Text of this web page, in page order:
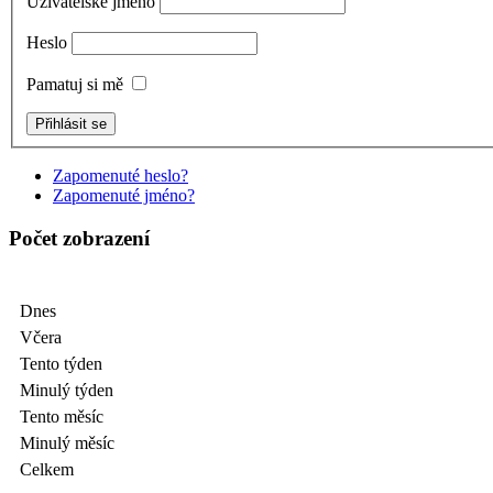
Heslo
Pamatuj si mě
Zapomenuté heslo?
Zapomenuté jméno?
Počet zobrazení
Dnes
Včera
Tento týden
Minulý týden
Tento měsíc
Minulý měsíc
Celkem